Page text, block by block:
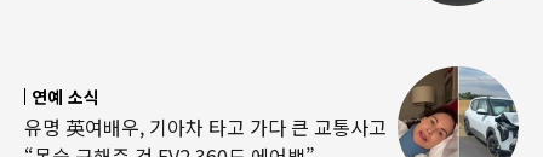
연예 소식
유명 英여배우, 기아차 타고 가다 큰 교통사고